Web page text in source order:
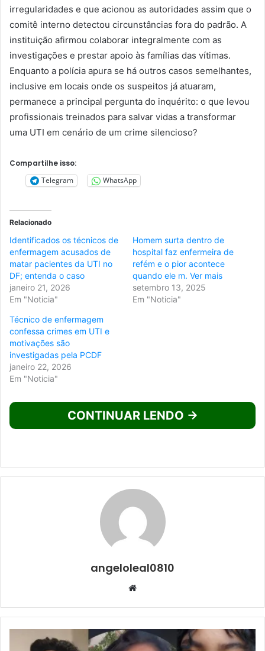
irregularidades e que acionou as autoridades assim que o
comitê interno detectou circunstâncias fora do padrão. A
instituição afirmou colaborar integralmente com as
investigações e prestar apoio às famílias das vítimas.
Enquanto a polícia apura se há outros casos semelhantes,
inclusive em locais onde os suspeitos já atuaram,
permanece a principal pergunta do inquérito: o que levou
profissionais treinados para salvar vidas a transformar
uma UTI em cenário de um crime silencioso?
Compartilhe isso:
Telegram
WhatsApp
Relacionado
Identificados os técnicos de
enfermagem acusados de
matar pacientes da UTI no
DF; entenda o caso
janeiro 21, 2026
Em "Noticia"
Homem surta dentro de
hospital faz enfermeira de
refém e o pior acontece
quando ele m. Ver mais
setembro 13, 2025
Em "Noticia"
Técnico de enfermagem
confessa crimes em UTI e
motivações são
investigadas pela PCDF
janeiro 22, 2026
Em "Noticia"
CONTINUAR LENDO →
angeloleal0810
Website